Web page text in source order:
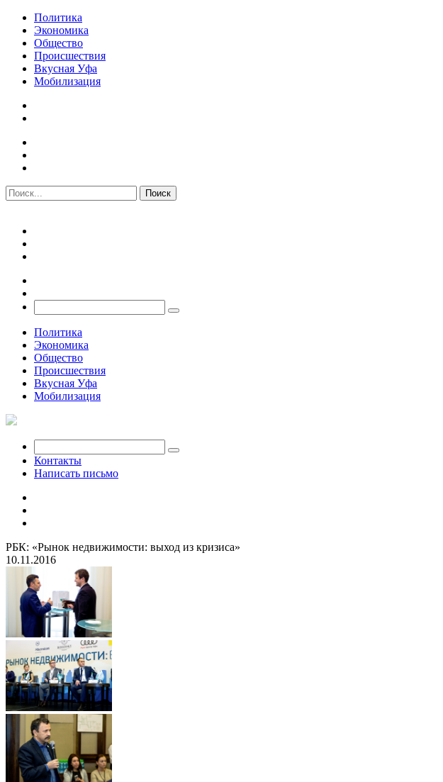
Политика
Экономика
Общество
Происшествия
Вкусная Уфа
Мобилизация
Политика
Экономика
Общество
Происшествия
Вкусная Уфа
Мобилизация
Контакты
Написать письмо
РБК: «Рынок недвижимости: выход из кризиса»
10.11.2016